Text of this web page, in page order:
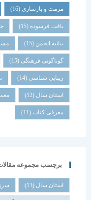
مرمت و بازسازی(16)
بافت فرسوده (15) حفاظت
بیانیه انجمن(15) مسابقه
گوناگونی فرهنگی (15)
زیبایی شناسی (14) تهران
استان سال(12) معماری
معرفی کتاب(11)
برچسب مجموعه مقالات
استان سال(13) سرزمین